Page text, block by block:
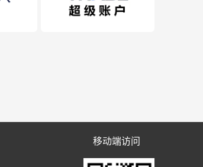
移动端访问